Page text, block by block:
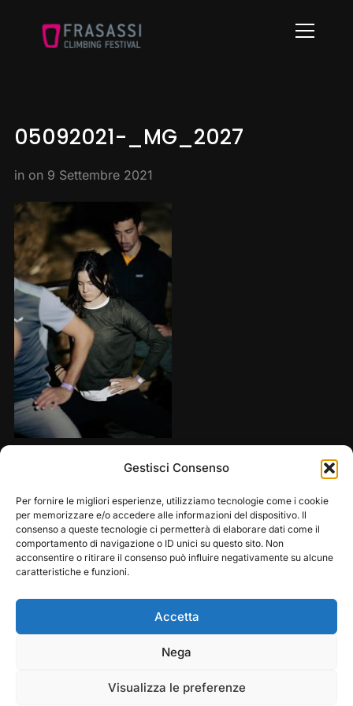
Gestisci Consenso
Per fornire le migliori esperienze, utilizziamo tecnologie come i cookie
per memorizzare e/o accedere alle informazioni del dispositivo. Il
consenso a queste tecnologie ci permetterà di elaborare dati come il
comportamento di navigazione o ID unici su questo sito. Non
acconsentire o ritirare il consenso può influire negativamente su alcune
caratteristiche e funzioni.
Accetta
Nega
Visualizza le preferenze
Info
05092021-_MG_2027
in on 9 Settembre 2021
Copyright © 2026 — Frasassi Climbing Festival. All
Rights Reserved